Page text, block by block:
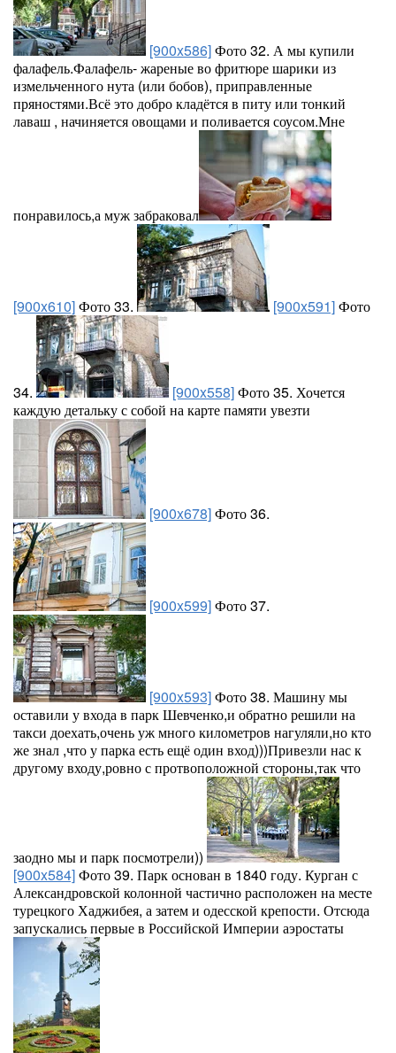
[900x586]Фото 32. А мы купили
фалафель.Фалафель- жареные во фритюре шарики из
измельченного нута (или бобов), приправленные
пряностями.Всё это добро кладётся в питу или тонкий
лаваш , начиняется овощами и поливается соусом.Мне
понравилось,а муж забраковал
[900x610]Фото 33. [900x591]Фото
34. [900x558]Фото 35. Хочется
каждую детальку с собой на карте памяти увезти
[900x678]Фото 36.
[900x599]Фото 37.
[900x593]Фото 38. Машину мы
оставили у входа в парк Шевченко,и обратно решили на
такси доехать,очень уж много километров нагуляли,но кто
же знал ,что у парка есть ещё один вход)))Привезли нас к
другому входу,ровно с протвоположной стороны,так что
заодно мы и парк посмотрели))
[900x584]Фото 39. Парк основан в 1840 году. Курган с
Александровской колонной частично расположен на месте
турецкого Хаджибея, а затем и одесской крепости. Отсюда
запускались первые в Российской Империи аэростаты